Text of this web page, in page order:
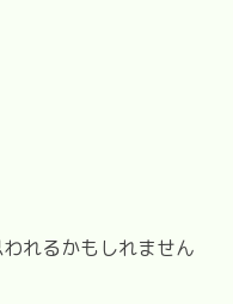
れるかもしれません